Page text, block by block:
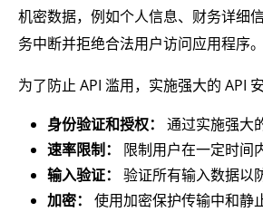
机密数据，例如个人信息、财务详细
务中断并拒绝合法用户访问应用程序
为了防止 API 滥用，实施强大的 API
身份验证和授权：
通过实施强大
速率限制：
限制用户在一定时间
输入验证：
验证所有输入数据以
加密：
使用加密保护传输中和静